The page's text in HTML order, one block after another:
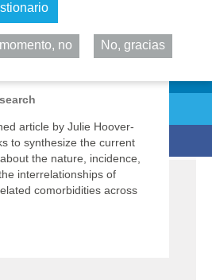
no No, gracias
be known about
article by Julie Hoover-
to synthesize the current
the nature, incidence,
interrelationships of
comorbidities across